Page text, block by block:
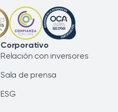
Corporativo
Relación con inversores
Sala de prensa
ESG